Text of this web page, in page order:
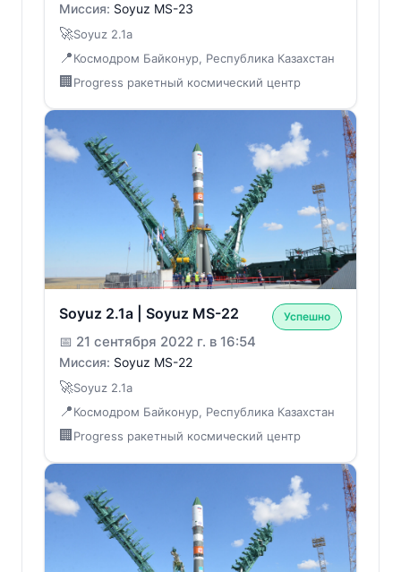
Миссия: Soyuz MS-23
🚀Soyuz 2.1a
📍Космодром Байконур, Республика Казахстан
🏢 Progress ракетный космический центр
Soyuz 2.1a | Soyuz MS-22 Успешно
📅 21 сентября 2022 г. в 16:54
Миссия: Soyuz MS-22
🚀Soyuz 2.1a
📍Космодром Байконур, Республика Казахстан
🏢 Progress ракетный космический центр